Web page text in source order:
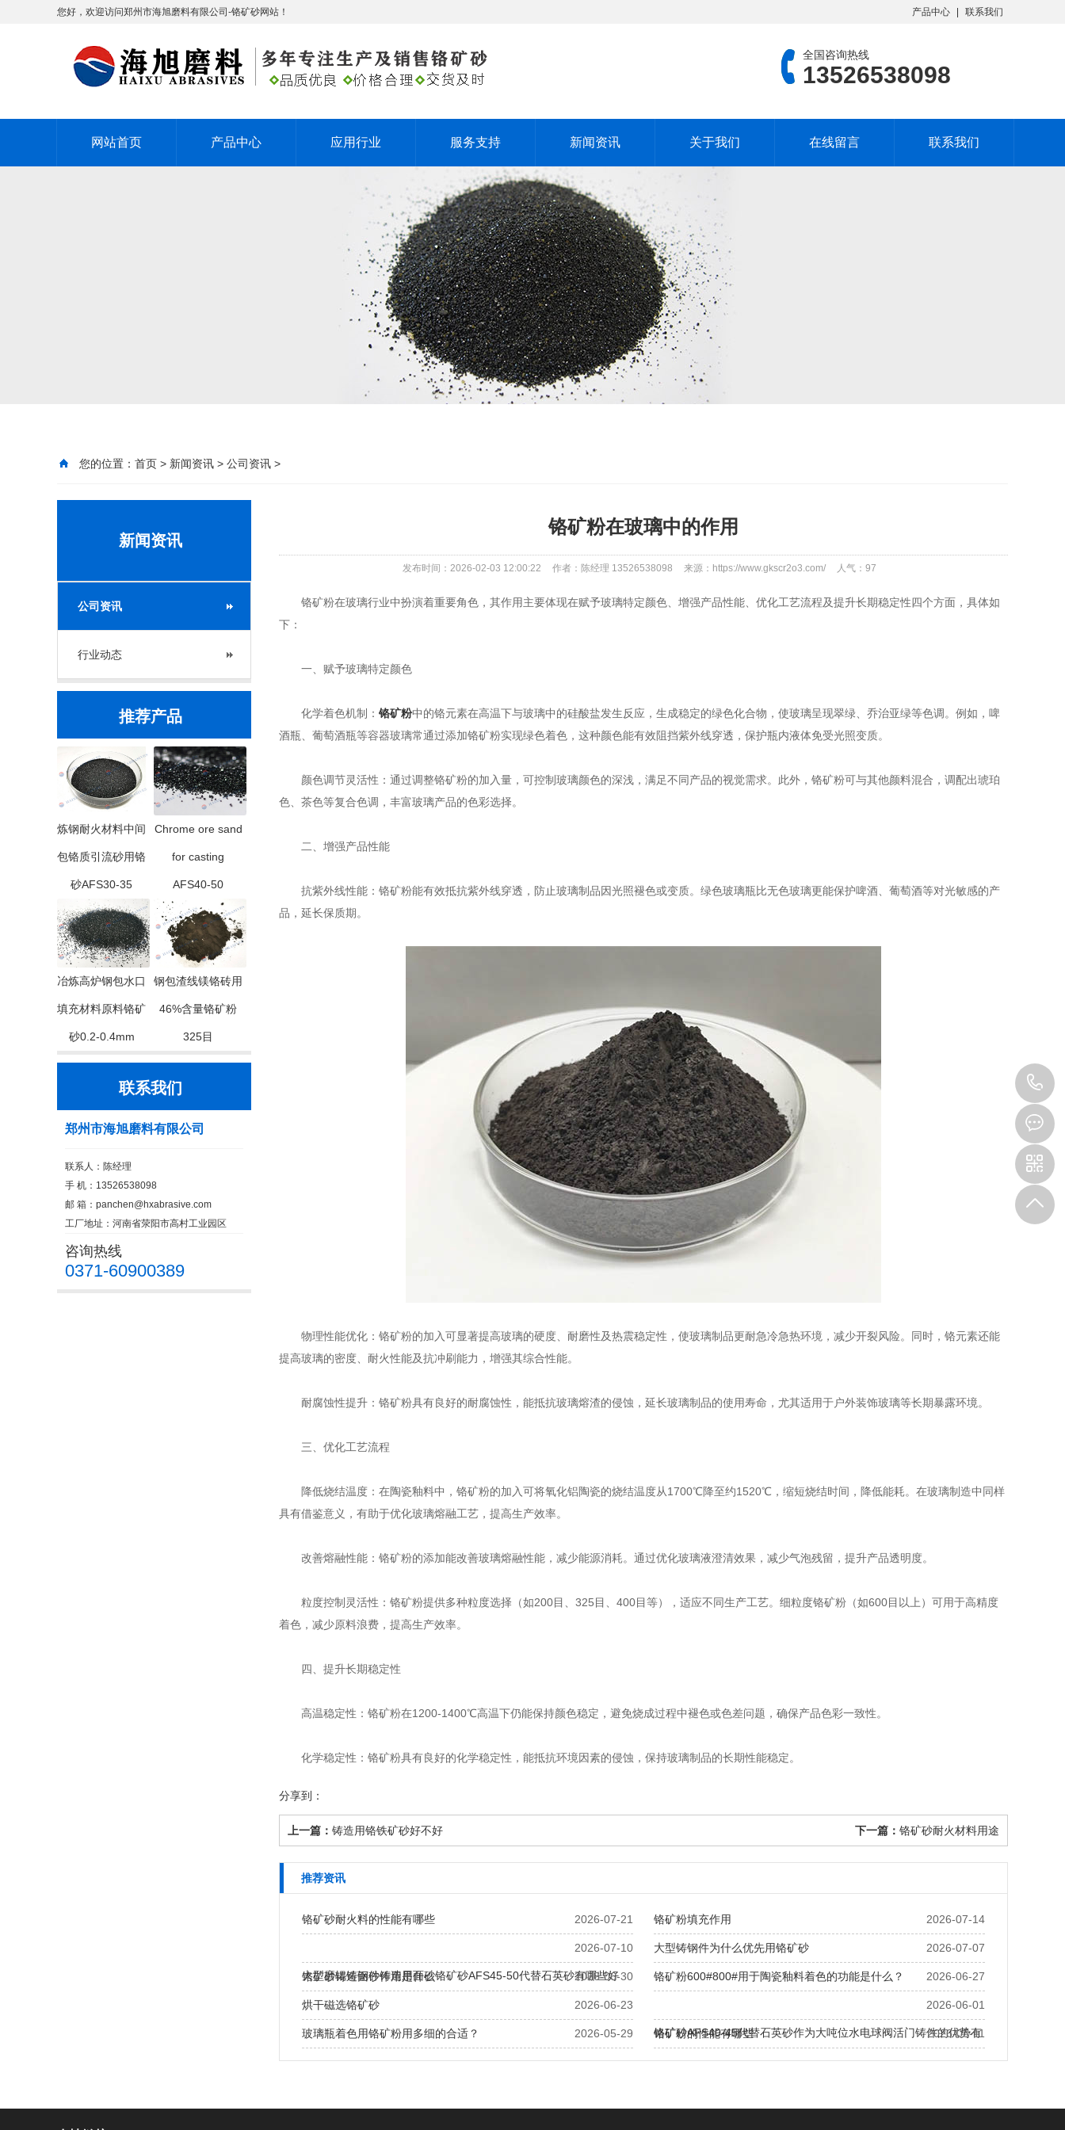
您好，欢迎访问郑州市海旭磨料有限公司-铬矿砂网站！ 产品中心 联系我们
全国咨询热线
13526538098
网站首页 产品中心 应用行业 服务支持 新闻资讯 关于我们 在线留言 联系我们
您的位置： 首页 > 新闻资讯 > 公司资讯 >
新闻资讯
公司资讯
行业动态
推荐产品
炼钢耐火材料中间
包铬质引流砂用铬
砂AFS30-35
Chrome ore sand
for casting
AFS40-50
冶炼高炉钢包水口
填充材料原料铬矿
砂0.2-0.4mm
钢包渣线镁铬砖用
46%含量铬矿粉
325目
联系我们
郑州市海旭磨料有限公司
联系人：陈经理
手 机：13526538098
邮 箱： panchen@hxabrasive.com
工厂地址：河南省荥阳市高村工业园区
咨询热线
0371-60900389
铬矿粉在玻璃中的作用
发布时间：2026-02-03 12:00:22 作者：陈经理 13526538098 来源：https://www.gkscr2o3.com/ 人气： 97
铬矿粉在玻璃行业中扮演着重要角色，其作用主要体现在赋予玻璃特定颜色、增强产品性能、优化工艺流程及提升长期稳定性四个方面，具体如
下：
一、赋予玻璃特定颜色
化学着色机制： 铬矿粉中的铬元素在高温下与玻璃中的硅酸盐发生反应，生成稳定的绿色化合物，使玻璃呈现翠绿、乔治亚绿等色调。例如，啤
酒瓶、葡萄酒瓶等容器玻璃常通过添加铬矿粉实现绿色着色，这种颜色能有效阻挡紫外线穿透，保护瓶内液体免受光照变质。
颜色调节灵活性：通过调整铬矿粉的加入量，可控制玻璃颜色的深浅，满足不同产品的视觉需求。此外，铬矿粉可与其他颜料混合，调配出琥珀
色、茶色等复合色调，丰富玻璃产品的色彩选择。
二、增强产品性能
抗紫外线性能：铬矿粉能有效抵抗紫外线穿透，防止玻璃制品因光照褪色或变质。绿色玻璃瓶比无色玻璃更能保护啤酒、葡萄酒等对光敏感的产
品，延长保质期。
物理性能优化：铬矿粉的加入可显著提高玻璃的硬度、耐磨性及热震稳定性，使玻璃制品更耐急冷急热环境，减少开裂风险。同时，铬元素还能
提高玻璃的密度、耐火性能及抗冲刷能力，增强其综合性能。
耐腐蚀性提升：铬矿粉具有良好的耐腐蚀性，能抵抗玻璃熔渣的侵蚀，延长玻璃制品的使用寿命，尤其适用于户外装饰玻璃等长期暴露环境。
三、优化工艺流程
降低烧结温度：在陶瓷釉料中，铬矿粉的加入可将氧化铝陶瓷的烧结温度从1700℃降至约1520℃，缩短烧结时间，降低能耗。在玻璃制造中同样
具有借鉴意义，有助于优化玻璃熔融工艺，提高生产效率。
改善熔融性能：铬矿粉的添加能改善玻璃熔融性能，减少能源消耗。通过优化玻璃液澄清效果，减少气泡残留，提升产品透明度。
粒度控制灵活性：铬矿粉提供多种粒度选择（如200目、325目、400目等），适应不同生产工艺。细粒度铬矿粉（如600目以上）可用于高精度
着色，减少原料浪费，提高生产效率。
四、提升长期稳定性
高温稳定性：铬矿粉在1200-1400℃高温下仍能保持颜色稳定，避免烧成过程中褪色或色差问题，确保产品色彩一致性。
化学稳定性：铬矿粉具有良好的化学稳定性，能抵抗环境因素的侵蚀，保持玻璃制品的长期性能稳定。
分享到：
上一篇： 铸造用铬铁矿砂好不好 下一篇： 铬矿砂耐火材料用途
推荐资讯
2026-07-21
铬矿砂耐火料的性能有哪些 2026-07-14
铬矿粉填充作用
2026-07-10
大型磨辊铸钢件铸造用面砂铬矿砂AFS45-50代替石英砂有哪些好
处？
2026-07-07
大型铸钢件为什么优先用铬矿砂
2026-06-30
铬矿砂铸造面砂作用是什么 2026-06-27
铬矿粉600#800#用于陶瓷釉料着色的功能是什么？
2026-06-23
烘干磁选铬矿砂 2026-06-01
铬矿砂AFS40-45代替石英砂作为大吨位水电球阀活门铸件的优势有
哪些？
2026-05-29
玻璃瓶着色用铬矿粉用多细的合适？ 2026-05-11
铬矿粉的性能有哪些